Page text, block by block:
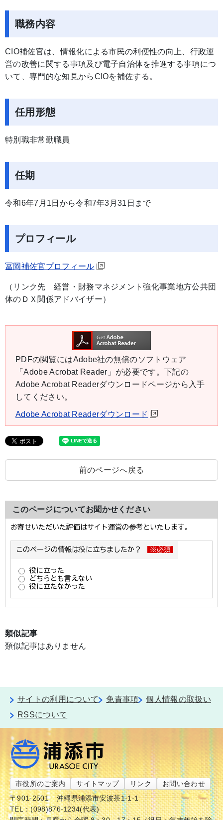
職務内容
CIO補佐官は、情報化による市民の利便性の向上、行政運
営の改善に関する事項及び電子自治体を推進する事項につ
いて、専門的な知見からCIOを補佐する。
任用形態
特別職非常勤職員
任期
令和6年7月1日から令和7年3月31日まで
プロフィール
冨岡補佐官プロフィール
（リンク先 経営・財務マネジメント強化事業地方公共団
体のＤＸ関係アドバイザー）
PDFの閲覧にはAdobe社の無償のソフトウェア
「Adobe Acrobat Reader」が必要です。下記の
Adobe Acrobat Readerダウンロードページから入手
してください。
Adobe Acrobat Readerダウンロード
前のページへ戻る
このページについてお聞かせください
類似記事
類似記事はありません
サイトの利用について 免責事項
個人情報の取扱い
RSSについて
市役所のご案内 サイトマップ リンク
お問い合わせ
〒901-2501
沖縄県浦添市安波茶1-1-1
TEL：(098)876-1234(代表)